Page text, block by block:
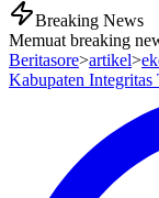
Breaking News
Memuat breaking
Beritasore>artikel>
Kabupaten